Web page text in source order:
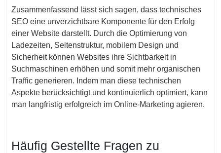
Zusammenfassend lässt sich sagen, dass technisches
SEO eine unverzichtbare Komponente für den Erfolg
einer Website darstellt. Durch die Optimierung von
Ladezeiten, Seitenstruktur, mobilem Design und
Sicherheit können Websites ihre Sichtbarkeit in
Suchmaschinen erhöhen und somit mehr organischen
Traffic generieren. Indem man diese technischen
Aspekte berücksichtigt und kontinuierlich optimiert, kann
man langfristig erfolgreich im Online-Marketing agieren.
Häufig Gestellte Fragen zu